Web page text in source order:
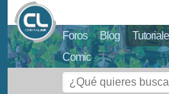
Foros Blog
Comic